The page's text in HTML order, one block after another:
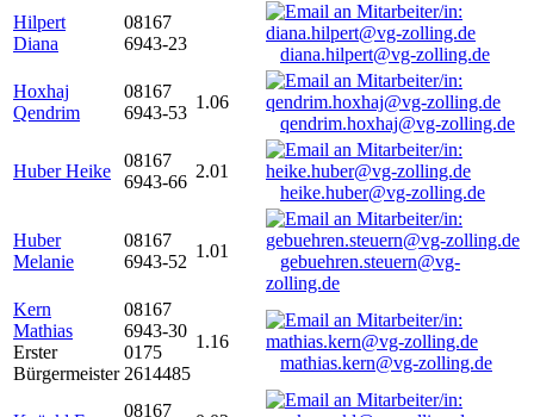
Hilpert
Diana
08167
6943-23
diana.hilpert@vg-zolling.de
Hoxhaj
Qendrim
08167
6943-53
1.06
qendrim.hoxhaj@vg-zolling.de
Huber Heike
08167
6943-66
2.01
heike.huber@vg-zolling.de
Huber
Melanie
08167
6943-52
1.01
gebuehren.steuern@vg-
zolling.de
Kern
Mathias
Erster
Bürgermeister
08167
6943-30
0175
2614485
1.16
mathias.kern@vg-zolling.de
08167